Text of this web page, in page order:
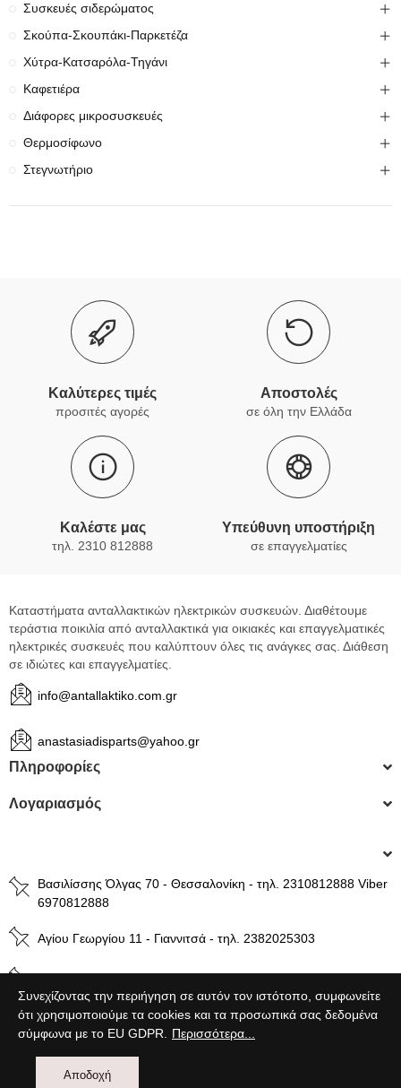
Συσκευές σιδερώματος
Σκούπα-Σκουπάκι-Παρκετέζα
Χύτρα-Κατσαρόλα-Τηγάνι
Καφετιέρα
Διάφορες μικροσυσκευές
Θερμοσίφωνο
Στεγνωτήριο
Καλύτερες τιμές
προσιτές αγορές
Αποστολές
σε όλη την Ελλάδα
Καλέστε μας
τηλ. 2310 812888
Υπεύθυνη υποστήριξη
σε επαγγελματίες
Καταστήματα ανταλλακτικών ηλεκτρικών συσκευών. Διαθέτουμε
τεράστια ποικιλία από ανταλλακτικά για οικιακές και επαγγελματικές
ηλεκτρικές συσκευές που καλύπτουν όλες τις ανάγκες σας. Διάθεση
σε ιδιώτες και επαγγελματίες.
info@antallaktiko.com.gr
anastasiadisparts@yahoo.gr
Πληροφορίες
Λογαριασμός
Βασιλίσσης Όλγας 70 - Θεσσαλονίκη - τηλ. 2310812888 Viber
6970812888
Αγίου Γεωργίου 11 - Γιαννιτσά - τηλ. 2382025303
Συνεχίζοντας την περιήγηση σε αυτόν τον ιστότοπο, συμφωνείτε
ότι χρησιμοποιούμε τα cookies και τα προσωπικά σας δεδομένα
σύμφωνα με το EU GDPR.
Περισσότερα...
Αποδοχή